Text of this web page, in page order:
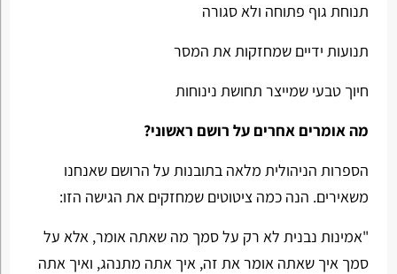
תנוחת גוף פתוחה ולא סגורה
תנועות ידיים שמחזקות את המסר
חיוך טבעי שמייצר תחושת נינוחות
מה אומרים אחרים על רושם ראשוני?
הספרות הניהולית מלאה בתובנות על הרושם שאנחנו
משאירים. הנה כמה ציטוטים שמחזקים את הגישה הזו:
"אמינות נבנית לא רק על סמך מה שאתה אומר, אלא על
סמך איך שאתה אומר את זה, איך אתה מתנהג, ואיך אתה